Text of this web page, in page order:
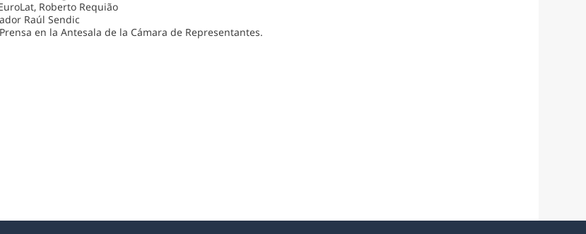
Roberto Requião
Raúl Sendic
en la Antesala de la Cámara de Representantes.